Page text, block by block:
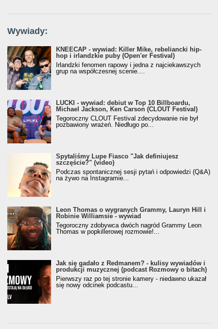
Wywiady:
KNEECAP - wywiad: Killer Mike, rebeliancki hip-
hop i irlandzkie puby (Open'er Festival)
Irlandzki fenomen rapowy i jedna z najciekawszych
grup na współczesnej scenie....
LUCKI - wywiad: debiut w Top 10 Billboardu,
Michael Jackson, Ken Carson (CLOUT Festival)
Tegoroczny CLOUT Festival zdecydowanie nie był
pozbawiony wrażeń. Niedługo po...
Spytaliśmy Lupe Fiasco "Jak definiujesz
szczęście?" (video)
Podczas spontanicznej sesji pytań i odpowiedzi (Q&A)
na żywo na Instagramie...
Leon Thomas o wygranych Grammy, Lauryn Hill i
Robinie Williamsie - wywiad
Tegoroczny zdobywca dwóch nagród Grammy Leon
Thomas w popkillerowej rozmowie!...
Jak się gadało z Redmanem? - kulisy wywiadów i
produkcji muzycznej (podcast Rozmowy o bitach)
Pierwszy raz po tej stronie kamery - niedawno ukazał
się nowy odcinek podcastu...